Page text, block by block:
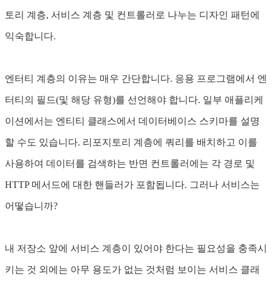
토리 계층, 서비스 계층 및 컨트롤러로 나누는 디자인 패턴에
익숙합니다.
엔터티 계층의 이유는 매우 간단합니다. 응용 프로그램에서 엔
터티의 필드(및 해당 유형)를 선언해야 합니다. 일부 애플리케
이션에서는 엔티티 클래스에서 데이터베이스 스키마를 설명
할 수도 있습니다. 리포지토리 계층에 쿼리를 배치하고 이를
사용하여 데이터를 검색하는 반면 컨트롤러에는 각 경로 및
HTTP 메서드에 대한 핸들러가 포함됩니다. 그러나 서비스는
어떻습니까?
내 저장소 앞에 서비스 계층이 있어야 한다는 필요성을 충족시
키는 것 외에는 아무 용도가 없는 것처럼 보이는 서비스 클래